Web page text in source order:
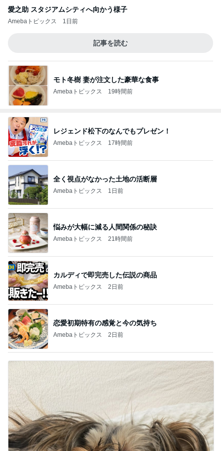
愛之助 スタジアムシティへ向かう様子
Amebaトピックス 1日前
記事を読む
モト冬樹 妻が注文した豪華な食事
Amebaトピックス 19時間前
レジェンド松下のなんでもプレゼン！
Amebaトピックス 17時間前
全く視点がなかった土地の活断層
Amebaトピックス 1日前
悩みが大幅に減る人間関係の秘訣
Amebaトピックス 21時間前
カルディで即完売した伝説の商品
Amebaトピックス 2日前
恋愛初期特有の感覚と今の気持ち
Amebaトピックス 2日前